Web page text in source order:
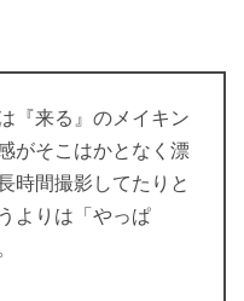
『来る』のメイキン
がそこはかとなく漂
時間撮影してたりと
よりは「やっぱ